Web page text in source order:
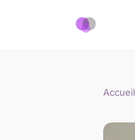
Accueil